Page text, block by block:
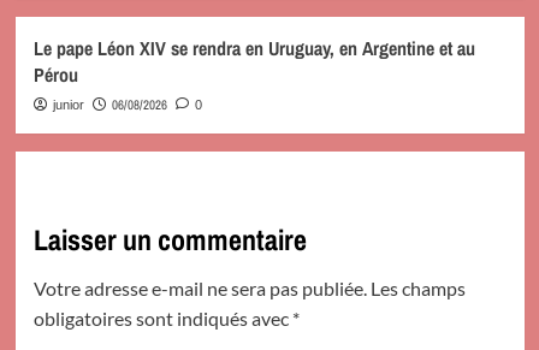
Le pape Léon XIV se rendra en Uruguay, en Argentine et au
Pérou
junior 06/08/2026 0
Laisser un commentaire
Votre adresse e-mail ne sera pas publiée. Les champs
obligatoires sont indiqués avec *